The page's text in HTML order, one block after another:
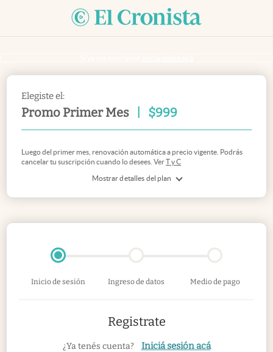
Elegiste el:
Promo Primer Mes $999
Mostrar detalles del plan
Luego del primer mes, renovación automática a precio vigente. Podrás
cancelar tu suscripción cuando lo desees. VerT y C
Inicio de sesión Ingreso de datos Medio de pago
Registrate
¿Ya tenés cuenta? Iniciá sesión acá